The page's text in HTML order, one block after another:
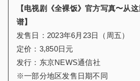
【电视剧《全裸饭》官方写真〜从
谱】
发售日：2023年6月23日（周五）
定价：3,850日元
发行：东京NEWS通信社
※一部分地区发售日期不同